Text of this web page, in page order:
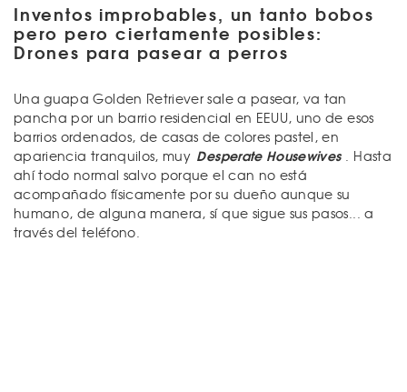
Inventos improbables, un tanto bobos
pero pero ciertamente posibles:
Drones para pasear a perros
Una guapa Golden Retriever sale a pasear, va tan
pancha por un barrio residencial en EEUU, uno de esos
barrios ordenados, de casas de colores pastel, en
apariencia tranquilos, muy Desperate Housewives . Hasta
ahí todo normal salvo porque el can no está
acompañado físicamente por su dueño aunque su
humano, de alguna manera, sí que sigue sus pasos... a
través del teléfono.